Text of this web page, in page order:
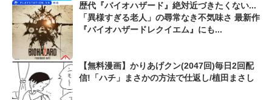
歴代『バイオハザード』絶対近づきたくない...
「異様すぎる老人」の尋常なき不気味さ 最新作
『バイオハザードレクイエム』にも...
【無料漫画】かりあげクン(2047回)毎日2回配
信!「ハチ」まさかの方法で仕返し/植田まさし